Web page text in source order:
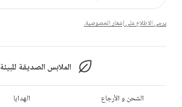
يرجى الاطلاع على إشعار الخصوصية.
الملابس الصديقة للبيئة
الشحن و الأرجاع
الهدايا